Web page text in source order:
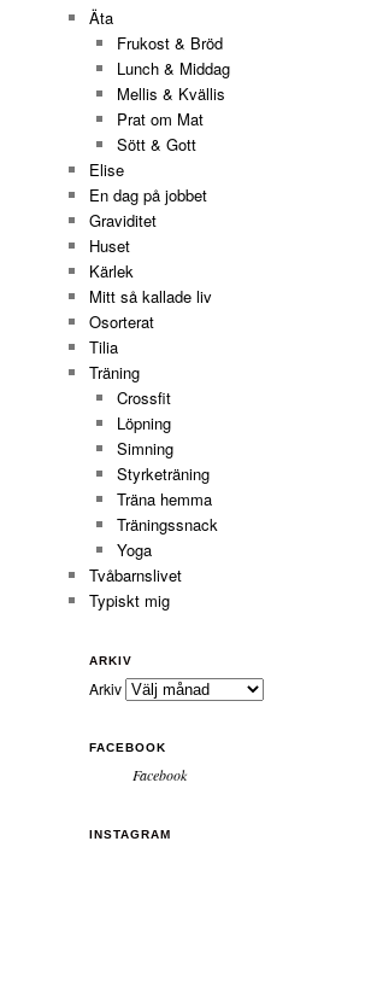
Äta
Frukost & Bröd
Lunch & Middag
Mellis & Kvällis
Prat om Mat
Sött & Gott
Elise
En dag på jobbet
Graviditet
Huset
Kärlek
Mitt så kallade liv
Osorterat
Tilia
Träning
Crossfit
Löpning
Simning
Styrketräning
Träna hemma
Träningssnack
Yoga
Tvåbarnslivet
Typiskt mig
ARKIV
Arkiv
FACEBOOK
Facebook
INSTAGRAM